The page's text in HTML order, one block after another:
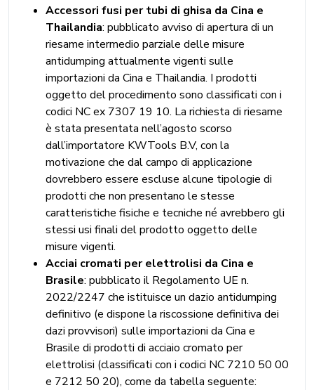
Accessori fusi per tubi di ghisa da Cina e
Thailandia: pubblicato avviso di apertura di un
riesame intermedio parziale delle misure
antidumping attualmente vigenti sulle
importazioni da Cina e Thailandia. I prodotti
oggetto del procedimento sono classificati con i
codici NC ex 7307 19 10. La richiesta di riesame
è stata presentata nell’agosto scorso
dall’importatore KWTools B.V, con la
motivazione che dal campo di applicazione
dovrebbero essere escluse alcune tipologie di
prodotti che non presentano le stesse
caratteristiche fisiche e tecniche né avrebbero gli
stessi usi finali del prodotto oggetto delle
misure vigenti.
Acciai cromati per elettrolisi da Cina e
Brasile: pubblicato il Regolamento UE n.
2022/2247 che istituisce un dazio antidumping
definitivo (e dispone la riscossione definitiva dei
dazi provvisori) sulle importazioni da Cina e
Brasile di prodotti di acciaio cromato per
elettrolisi (classificati con i codici NC 7210 50 00
e 7212 50 20), come da tabella seguente: